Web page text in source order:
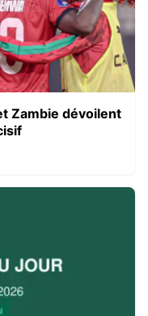
Zambie dévoilent